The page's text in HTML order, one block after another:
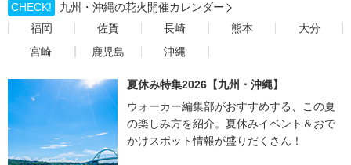
CHECK!
九州・沖縄の花火開催カレンダー
福岡
佐賀 長崎 熊本
大分
宮崎
鹿児島 沖縄
夏休み特集2026【九州・沖縄】
ウォーカー編集部がおすすめする、この夏
の楽しみ方を紹介。夏休みイベント＆おで
かけスポット情報が盛りだくさん！